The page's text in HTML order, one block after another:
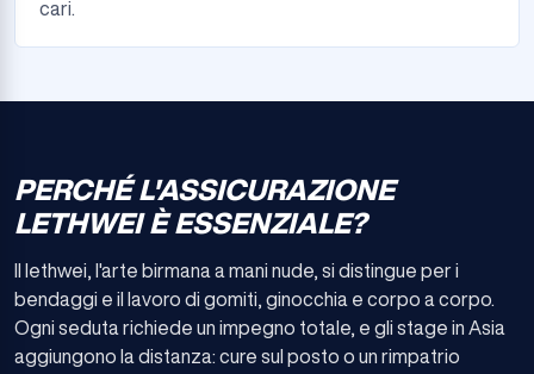
cari.
PERCHÉ L'ASSICURAZIONE
LETHWEI È ESSENZIALE?
Il lethwei, l'arte birmana a mani nude, si distingue per i
bendaggi e il lavoro di gomiti, ginocchia e corpo a corpo.
Ogni seduta richiede un impegno totale, e gli stage in Asia
aggiungono la distanza: cure sul posto o un rimpatrio